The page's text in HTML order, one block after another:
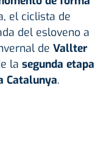
el ciclista de
del esloveno a
de Vallter
la segunda etapa
Catalunya.